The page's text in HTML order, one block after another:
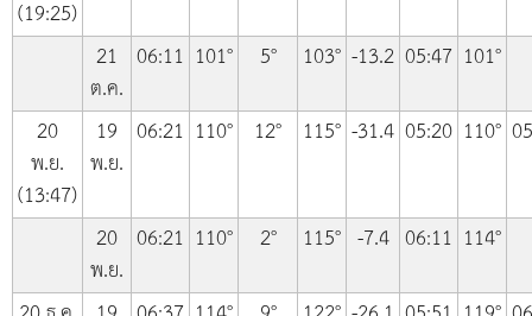
(19:25)
21
ต.ค.
06:11 101° 5° 103° -13.2 05:47 101°
20
พ.ย.
(13:47)
19
พ.ย.
06:21 110° 12° 115° -31.4 05:20 110°
20
พ.ย.
06:21 110° 2° 115° -7.4 06:11 114°